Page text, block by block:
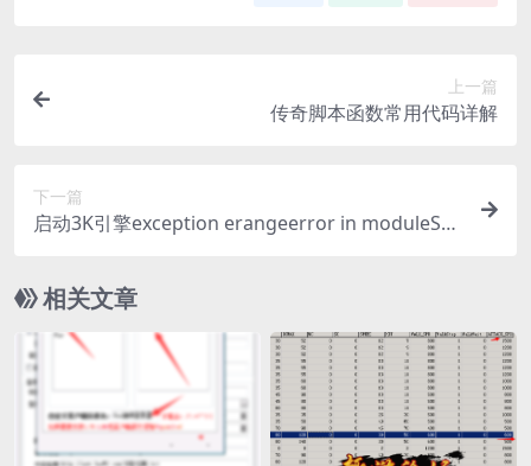
上一篇
传奇脚本函数常用代码详解
下一篇
启动3K引擎exception erangeerror in moduleSys
相关文章